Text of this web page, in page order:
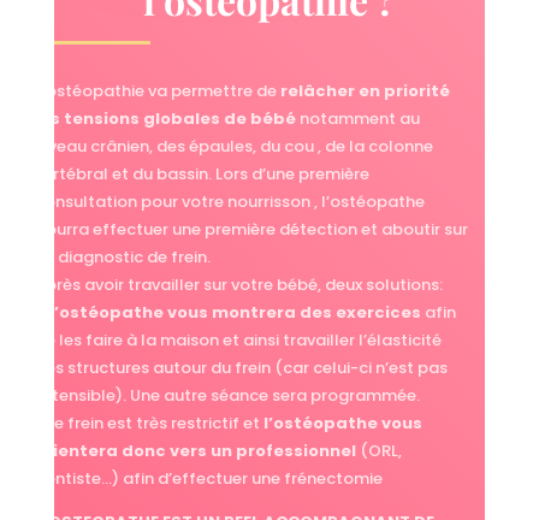
L’ostéopathie va permettre de relâcher en priorité
les tensions globales de bébénotamment au
niveau crânien, des épaules, du cou , de la colonne
vertébral et du bassin. Lors d’une première
consultation pour votre nourrisson , l’ostéopathe
pourra effectuer une première détection et aboutir sur
un diagnostic de frein.
Après avoir travailler sur votre bébé, deux solutions:
l’ostéopathe vous montrera des exercices afin
de les faire à la maison et ainsi travailler l’élasticité
des structures autour du frein (car celui-ci n’est pas
extensible). Une autre séance sera programmée.
– le frein est très restrictif et l’ostéopathe vous
orientera donc vers un professionnel(ORL,
dentiste…) afin d’effectuer une frénectomie